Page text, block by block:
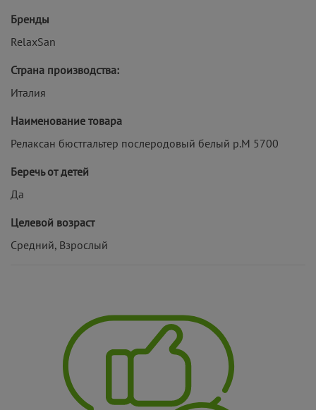
Бренды
RelaxSan
Страна производства:
Италия
Наименование товара
Релаксан бюстгальтер послеродовый белый р.M 5700
Беречь от детей
Да
Целевой возраст
Средний, Взрослый